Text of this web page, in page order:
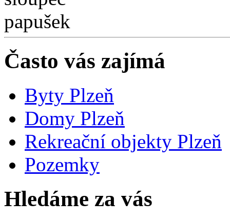
Často vás zajímá
Byty Plzeň
Domy Plzeň
Rekreační objekty Plzeň
Pozemky
Hledáme za vás